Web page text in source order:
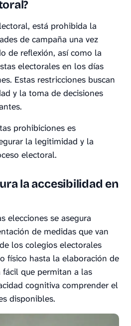
está prohibida la
de campaña una vez
de reflexión, así como la
electorales en los días
Estas restricciones buscan
y la toma de decisiones
prohibiciones es
la legitimidad y la
electoral.
la accesibilidad en
elecciones se asegura
de medidas que van
los colegios electorales
físico hasta la elaboración de
que permitan a las
cognitiva comprender el
disponibles.